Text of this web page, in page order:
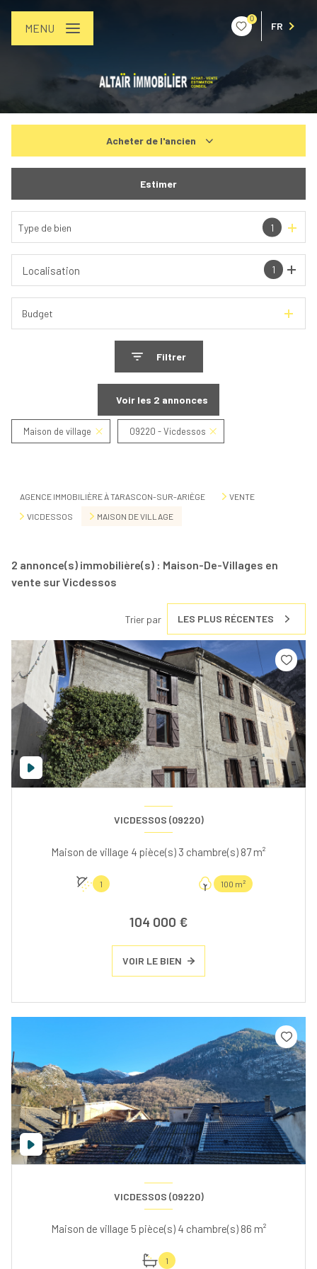
0
FR
MENU
Acheter de l'ancien
Estimer
Type de bien 1
1
Localisation
Budget
Filtrer
Voir les 2 annonces
Maison de village 09220 - Vicdessos
AGENCE IMMOBILIÈRE À TARASCON-SUR-ARIÈGE
VENTE
VICDESSOS
MAISON DE VILLAGE
2 annonce(s) immobilière(s) : Maison-De-Villages en
vente sur Vicdessos
Trier par LES PLUS RÉCENTES
VICDESSOS (09220)
Maison de village 4 pièce(s) 3 chambre(s) 87 m²
1 100 m²
104 000 €
VOIR LE BIEN
VICDESSOS (09220)
Maison de village 5 pièce(s) 4 chambre(s) 86 m²
1